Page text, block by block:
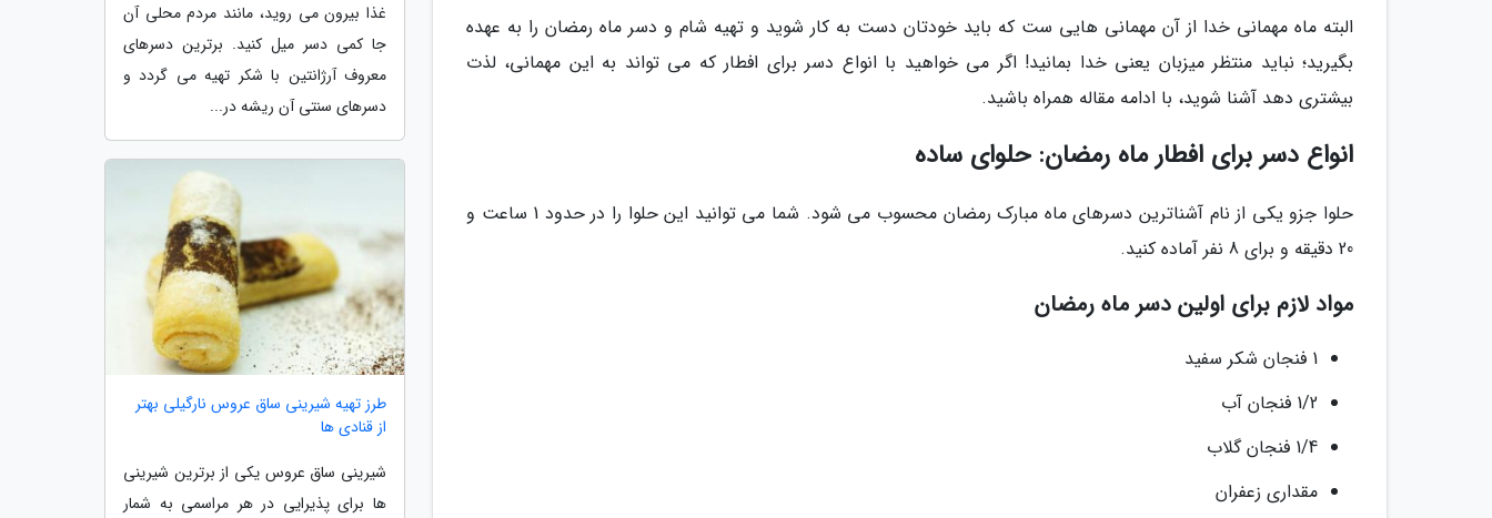
البته ماه مهمانی خدا از آن مهمانی هایی ست که باید خودتان دست به کار شوید و تهیه شام و دسر ماه رمضان را به عهده
بگیرید؛ نباید منتظر میزبان یعنی خدا بمانید! اگر می خواهید با انواع دسر برای افطار که می تواند به این مهمانی، لذت
بیشتری دهد آشنا شوید، با ادامه مقاله همراه باشید.
انواع دسر برای افطار ماه رمضان: حلوای ساده
حلوا جزو یکی از نام آشناترین دسرهای ماه مبارک رمضان محسوب می شود. شما می توانید این حلوا را در حدود 1 ساعت و
20 دقیقه و برای 8 نفر آماده کنید.
مواد لازم برای اولین دسر ماه رمضان
1 فنجان شکر سفید
1/2 فنجان آب
1/4 فنجان گلاب
مقداری زعفران
غذا بیرون می روید، مانند مردم محلی آن
جا کمی دسر میل کنید. برترین دسرهای
معروف آرژانتین با شکر تهیه می گردد و
دسرهای سنتی آن ریشه در...
طرز تهیه شیرینی ساق عروس نارگیلی بهتر
از قنادی ها
شیرینی ساق عروس یکی از برترین شیرینی
ها برای پذیرایی در هر مراسمی به شمار